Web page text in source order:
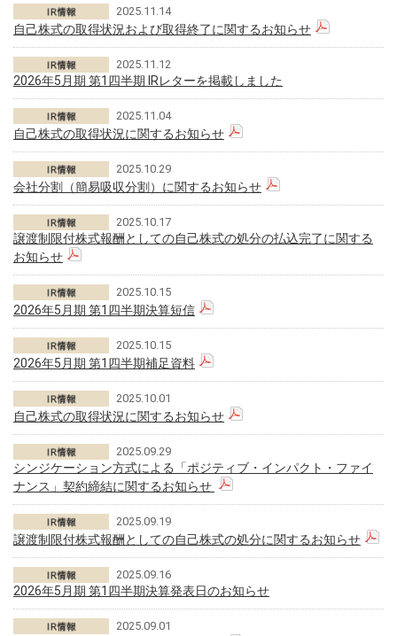
2025.11.14
自己株式の取得状況および取得終了に関するお知らせ
2025.11.12
2026年5月期 第1四半期 IRレターを掲載しました
2025.11.04
自己株式の取得状況に関するお知らせ
2025.10.29
会社分割（簡易吸収分割）に関するお知らせ
2025.10.17
譲渡制限付株式報酬としての自己株式の処分の払込完了に関する
お知らせ
2025.10.15
2026年5月期 第1四半期決算短信
2025.10.15
2026年5月期 第1四半期補足資料
2025.10.01
自己株式の取得状況に関するお知らせ
2025.09.29
シンジケーション方式による「ポジティブ・インパクト・ファイ
ナンス」契約締結に関するお知らせ
2025.09.19
譲渡制限付株式報酬としての自己株式の処分に関するお知らせ
2025.09.16
2026年5月期 第1四半期決算発表日のお知らせ
2025.09.01